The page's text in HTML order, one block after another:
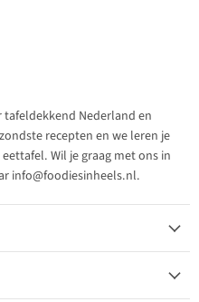
Nederland en
recepten en we leren je
Wil je graag met ons in
info@foodiesinheels.nl.